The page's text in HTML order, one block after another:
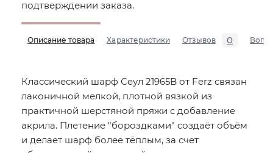
подтверждении заказа.
Описание товара Характеристики Отзывов 0
Классический шарф Сеул 21965B от Ferz связан
лаконичной мелкой, плотной вязкой из
практичной шерстяной пряжи с добавление
акрила. Плетение "бороздками" создаёт объём
и делает шарф более тёплым, за счет